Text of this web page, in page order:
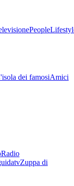
People
dei famosiAmici
Radio
Zuppa di